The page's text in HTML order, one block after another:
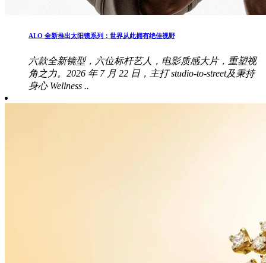
ALO 全新推出太阳镜系列：世界从此拥有绝佳视野
六款全新镜型，六位标杆艺人，电影质感大片，重塑视
角之力。2026 年 7 月 22 日，主打 studio-to-street及秉持
身心 Wellness ..